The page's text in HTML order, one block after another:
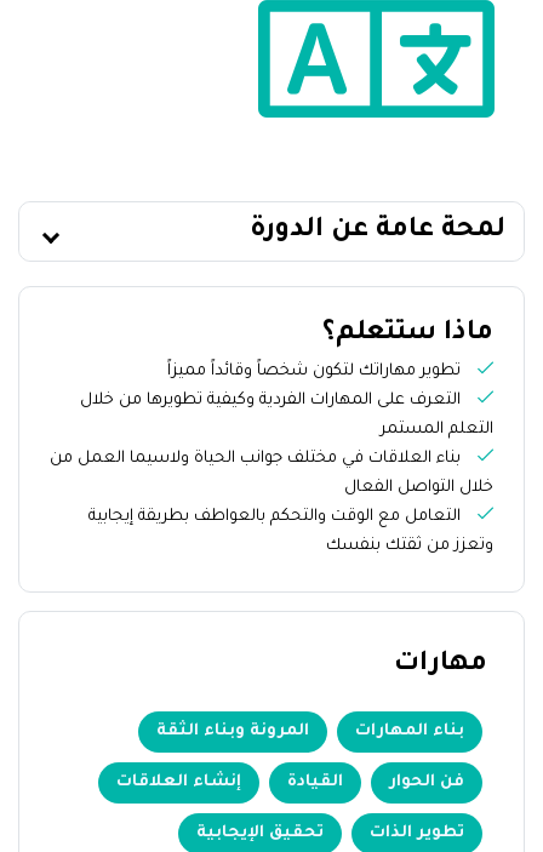
لمحة عامة عن الدورة
ماذا ستتعلم؟
تطوير مهاراتك لتكون شخصاً وقائداً مميزاً
التعرف على المهارات الفردية وكيفية تطويرها من خلال
التعلم المستمر
بناء العلاقات في مختلف جوانب الحياة ولاسيما العمل من
خلال التواصل الفعال
التعامل مع الوقت والتحكم بالعواطف بطريقة إيجابية
وتعزز من ثقتك بنفسك
مهارات
بناء المهارات المرونة وبناء الثقة
فن الحوار القيادة إنشاء العلاقات
تطوير الذات تحقيق الإيجابية